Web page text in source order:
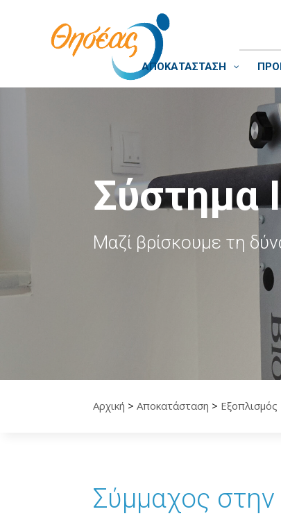
ΑΠΟΚΑΤΑΣΤΑΣΗ
Σύστημα
Μαζί βρίσκουμε τη
Αρχική >Αποκατάσταση > Εξοπλισμός
Σύμμαχος